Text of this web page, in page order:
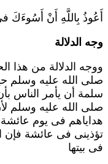
بِاللَّهِ أَنْ أَسُوءَكَ فى
الدلالة
الدلالة من هذا
الله عليه وسلم
أن يأمر الناس بأن
الله عليه وسلم
فى يوم عائشة
فى عائشة فإن
بيتها